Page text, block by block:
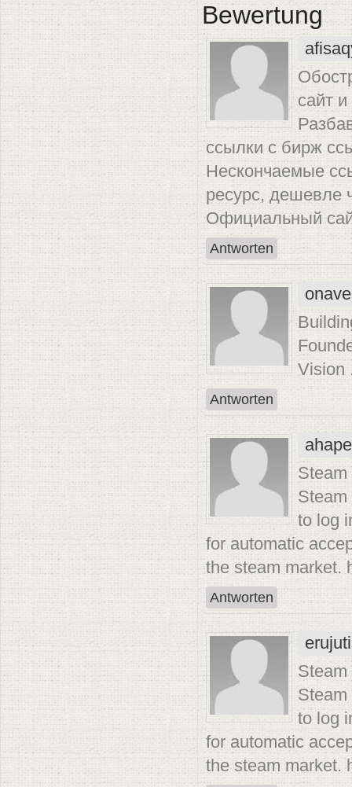
Bewertung
сайт
ссылки с бирж
Нескончаемые
ресурс, дешевле
Официальный
Antworten
Vision
Antworten
Steam
Steam
to log
for automatic
the steam market.
Antworten
Steam
Steam
to log
for automatic
the steam market.